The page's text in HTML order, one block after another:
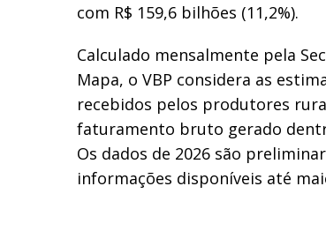
com R$ 159,6 bilhões (11,2%).
Calculado mensalmente pela
Mapa, o VBP considera as
recebidos pelos produtores
faturamento bruto gerado
Os dados de 2026 são
informações disponíveis até